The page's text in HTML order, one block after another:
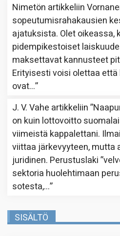
Nimetön artikkeliin
sopeutumisrahakausien
ajatuksista. Olet oikeassa,
pidempikestoiset
maksettavat kannusteet
Erityisesti voisi olettaa
ovat…”
J. V. Vahe artikkeliin
on kuin lottovoitto
viimeistä kappalettani.
viittaa järkevyyteen, mutta
juridinen. Perustuslaki
sektoria huolehtimaan
sotesta,…”
SISÄLTÖ